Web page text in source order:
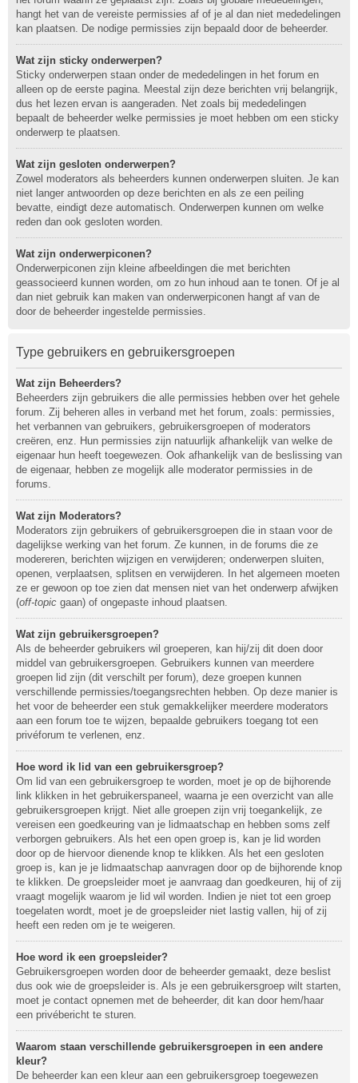
hangt het van de vereiste permissies af of je al dan niet mededelingen
kan plaatsen. De nodige permissies zijn bepaald door de beheerder.
Wat zijn sticky onderwerpen?
Sticky onderwerpen staan onder de mededelingen in het forum en
alleen op de eerste pagina. Meestal zijn deze berichten vrij belangrijk,
dus het lezen ervan is aangeraden. Net zoals bij mededelingen
bepaalt de beheerder welke permissies je moet hebben om een sticky
onderwerp te plaatsen.
Wat zijn gesloten onderwerpen?
Zowel moderators als beheerders kunnen onderwerpen sluiten. Je kan
niet langer antwoorden op deze berichten en als ze een peiling
bevatte, eindigt deze automatisch. Onderwerpen kunnen om welke
reden dan ook gesloten worden.
Wat zijn onderwerpiconen?
Onderwerpiconen zijn kleine afbeeldingen die met berichten
geassocieerd kunnen worden, om zo hun inhoud aan te tonen. Of je al
dan niet gebruik kan maken van onderwerpiconen hangt af van de
door de beheerder ingestelde permissies.
Type gebruikers en gebruikersgroepen
Wat zijn Beheerders?
Beheerders zijn gebruikers die alle permissies hebben over het gehele
forum. Zij beheren alles in verband met het forum, zoals: permissies,
het verbannen van gebruikers, gebruikersgroepen of moderators
creëren, enz. Hun permissies zijn natuurlijk afhankelijk van welke de
eigenaar hun heeft toegewezen. Ook afhankelijk van de beslissing van
de eigenaar, hebben ze mogelijk alle moderator permissies in de
forums.
Wat zijn Moderators?
Moderators zijn gebruikers of gebruikersgroepen die in staan voor de
dagelijkse werking van het forum. Ze kunnen, in de forums die ze
modereren, berichten wijzigen en verwijderen; onderwerpen sluiten,
openen, verplaatsen, splitsen en verwijderen. In het algemeen moeten
ze er gewoon op toe zien dat mensen niet van het onderwerp afwijken
(off-topic gaan) of ongepaste inhoud plaatsen.
Wat zijn gebruikersgroepen?
Als de beheerder gebruikers wil groeperen, kan hij/zij dit doen door
middel van gebruikersgroepen. Gebruikers kunnen van meerdere
groepen lid zijn (dit verschilt per forum), deze groepen kunnen
verschillende permissies/toegangsrechten hebben. Op deze manier is
het voor de beheerder een stuk gemakkelijker meerdere moderators
aan een forum toe te wijzen, bepaalde gebruikers toegang tot een
privéforum te verlenen, enz.
Hoe word ik lid van een gebruikersgroep?
Om lid van een gebruikersgroep te worden, moet je op de bijhorende
link klikken in het gebruikerspaneel, waarna je een overzicht van alle
gebruikersgroepen krijgt. Niet alle groepen zijn vrij toegankelijk, ze
vereisen een goedkeuring van je lidmaatschap en hebben soms zelf
verborgen gebruikers. Als het een open groep is, kan je lid worden
door op de hiervoor dienende knop te klikken. Als het een gesloten
groep is, kan je je lidmaatschap aanvragen door op de bijhorende knop
te klikken. De groepsleider moet je aanvraag dan goedkeuren, hij of zij
vraagt mogelijk waarom je lid wil worden. Indien je niet tot een groep
toegelaten wordt, moet je de groepsleider niet lastig vallen, hij of zij
heeft een reden om je te weigeren.
Hoe word ik een groepsleider?
Gebruikersgroepen worden door de beheerder gemaakt, deze beslist
dus ook wie de groepsleider is. Als je een gebruikersgroep wilt starten,
moet je contact opnemen met de beheerder, dit kan door hem/haar
een privébericht te sturen.
Waarom staan verschillende gebruikersgroepen in een andere
kleur?
De beheerder kan een kleur aan een gebruikersgroep toegewezen